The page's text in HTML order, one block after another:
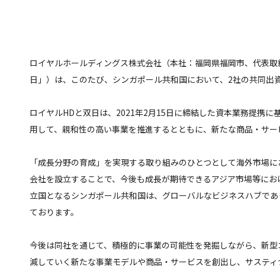
ロイヤルホールディングス株式会社（本社：福岡県福岡市、代表
日」）は、このたび、シンガポール共和国において、2社の共同
ロイヤルHDと双日は、2021年2月15日に締結した資本業務提携
用して、親和性の高い事業を推進するとともに、新たな商品・サ
「成長分野の育成」を実現する取り組みのひとつとして海外市
会社を設立することで、今後も成長が期待できるアジア市場等に
立国となるシンガポール共和国は、グローバルなビジネスハブで
ております。
今後は同社を通じて、積極的に事業の可能性を発掘しながら、新
減していく新たな事業モデルや商品・サービスを創出し、サスティ